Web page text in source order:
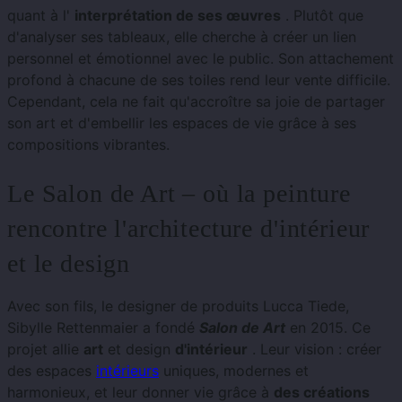
quant à l' interprétation de ses œuvres . Plutôt que
d'analyser ses tableaux, elle cherche à créer un lien
personnel et émotionnel avec le public. Son attachement
profond à chacune de ses toiles rend leur vente difficile.
Cependant, cela ne fait qu'accroître sa joie de partager
son art et d'embellir les espaces de vie grâce à ses
compositions vibrantes.
Le Salon de Art – où la peinture
rencontre l'architecture d'intérieur
et le design
Avec son fils, le designer de produits Lucca Tiede,
Sibylle Rettenmaier a fondé Salon de Art en 2015. Ce
projet allie art et design d'intérieur . Leur vision : créer
des espaces intérieurs uniques, modernes et
harmonieux, et leur donner vie grâce à des créations